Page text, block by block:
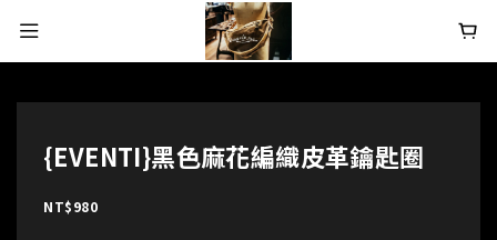
{EVENTI}黑色麻花編織皮革鑰匙圈
NT$980